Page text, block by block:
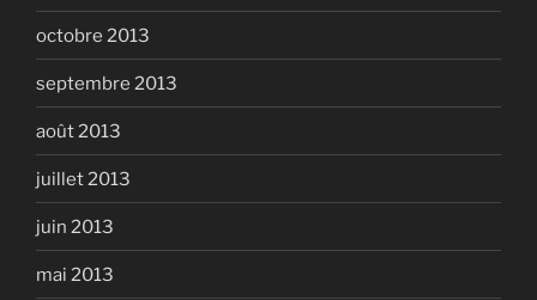
octobre 2013
septembre 2013
août 2013
juillet 2013
juin 2013
mai 2013